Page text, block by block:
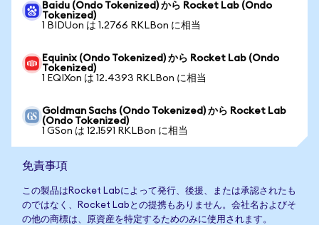
Baidu (Ondo Tokenized) から Rocket Lab (Ondo
Tokenized)
1 BIDUon は 1.2766 RKLBon に相当
Equinix (Ondo Tokenized) から Rocket Lab (Ondo
Tokenized)
1 EQIXon は 12.4393 RKLBon に相当
Goldman Sachs (Ondo Tokenized) から Rocket Lab
(Ondo Tokenized)
1 GSon は 12.1591 RKLBon に相当
免責事項
この製品はRocket Labによって発行、後援、または承認されたも
のではなく、Rocket Labとの提携もありません。会社名およびそ
の他の商標は、原資産を特定するためのみに使用されます。